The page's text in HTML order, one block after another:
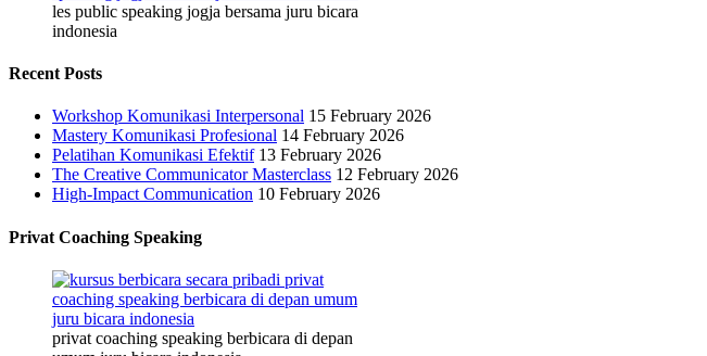
les public speaking jogja bersama juru bicara
indonesia
Recent Posts
Workshop Komunikasi Interpersonal 15 February 2026
Mastery Komunikasi Profesional 14 February 2026
Pelatihan Komunikasi Efektif 13 February 2026
The Creative Communicator Masterclass 12 February 2026
High-Impact Communication 10 February 2026
Privat Coaching Speaking
privat coaching speaking berbicara di depan